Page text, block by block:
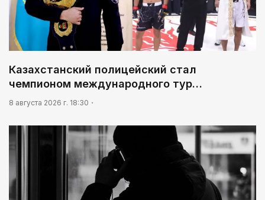
Казахстанский полицейский стал
чемпионом международного тур…
8 августа 2026 г. 18:30